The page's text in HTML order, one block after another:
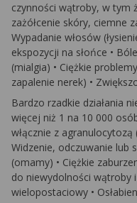
czynności wątroby, w tym
zażółcenie skóry, ciemne
Wypadanie włosów
ekspozycji na słońce •
(mialgia) • Ciężkie
zapalenie nerek) •
Bardzo rzadkie działania
więcej niż 1 na 10 000
włącznie z agranulocytozą
Widzenie, odczuwanie lub
(omamy) • Ciężkie
do niewydolności wątroby
wielopostaciowy •